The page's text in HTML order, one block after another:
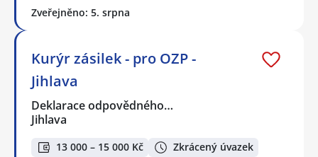
Zveřejněno: 5. srpna
Kurýr zásilek - pro OZP -
Jihlava
Deklarace odpovědného…
Jihlava
13 000 – 15 000 Kč Zkrácený úvazek